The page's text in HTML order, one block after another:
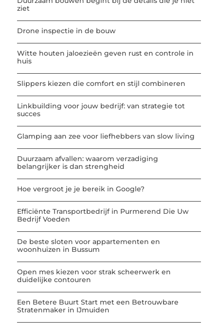
ziet
Drone inspectie in de bouw
Witte houten jaloezieën geven rust en controle in
huis
Slippers kiezen die comfort en stijl combineren
Linkbuilding voor jouw bedrijf: van strategie tot
succes
Glamping aan zee voor liefhebbers van slow living
Duurzaam afvallen: waarom verzadiging
belangrijker is dan strengheid
Hoe vergroot je je bereik in Google?
Efficiënte Transportbedrijf in Purmerend Die Uw
Bedrijf Voeden
De beste sloten voor appartementen en
woonhuizen in Bussum
Open mes kiezen voor strak scheerwerk en
duidelijke contouren
Een Betere Buurt Start met een Betrouwbare
Stratenmaker in IJmuiden